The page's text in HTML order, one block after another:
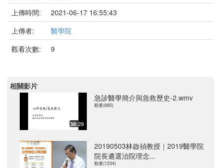
上傳時間:
2021-06-17 16:55:43
上傳者:
醫學院
觀看次數:
9
相關影片
38:29
急診醫學簡介與急救歷史-2.wmv
觀看(685)
20190503林啟禎教授｜2019醫學院
院長遴選治院理念...
觀看(1234)